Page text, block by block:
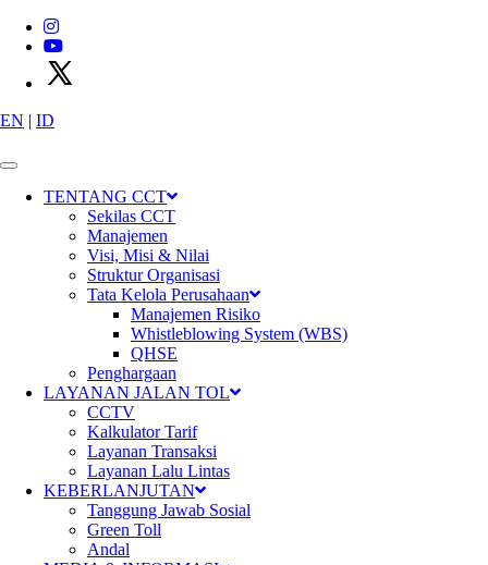
PT
EN | ID
TENTANG CCT
Sekilas CCT
Manajemen
Visi, Misi & Nilai
Struktur Organisasi
Tata Kelola Perusahaan
Manajemen Risiko
Whistleblowing System (WBS)
QHSE
Penghargaan
LAYANAN JALAN TOL
CCTV
Kalkulator Tarif
Layanan Transaksi
Layanan Lalu Lintas
KEBERLANJUTAN
Tanggung Jawab Sosial
Green Toll
Andal
CCT Lentera – Bantuan Biaya
Pendidikan kepada Panti
Asuhan Guardian Holy Angel,
Kota Bekasi.
Home
Berita
CCT Lentera – Bantuan Biaya Pendidikan kepada Panti Asuhan
Guardian Holy Angel, Kota Bekasi.
19/09/2025 3:39 AMBerita
Bekasi, 15 September 2025